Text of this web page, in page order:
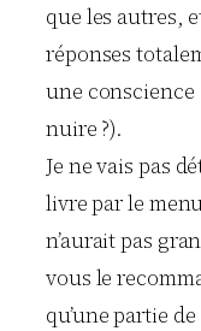
que les autres,
réponses
une conscience
nuire ?).
Je ne vais pas
livre par le
n’aurait pas
vous le
qu’une partie